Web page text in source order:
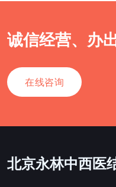
诚信经营、办
在线咨询
北京永林中西医